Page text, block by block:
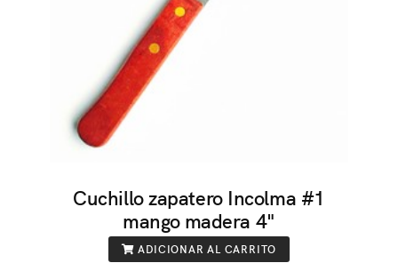
Cuchillo zapatero Incolma #1
mango madera 4"
ADICIONAR AL CARRITO